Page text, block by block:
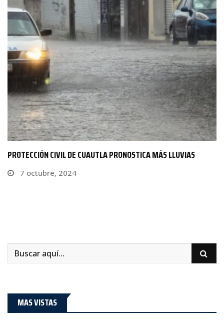
PROTECCIÓN CIVIL DE CUAUTLA PRONOSTICA MÁS LLUVIAS
7 octubre, 2024
MAS VISTAS